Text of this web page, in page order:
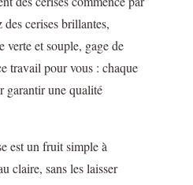
cerises brillantes,
verte et souple, gage de
travail pour vous : chaque
garantir une qualité
est un fruit simple à
claire, sans les laisser